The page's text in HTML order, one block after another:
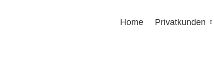
Home Privatkunden